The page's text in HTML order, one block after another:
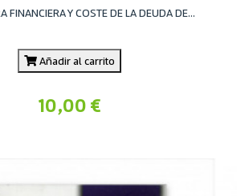
FINANCIERA Y COSTE DE LA DEUDA DE...
Añadir al carrito
10,00 €